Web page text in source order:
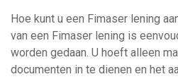
Hoe kunt u een Fimaser lening
van een Fimaser lening is
worden gedaan. U hoeft alleen
documenten in te dienen en het